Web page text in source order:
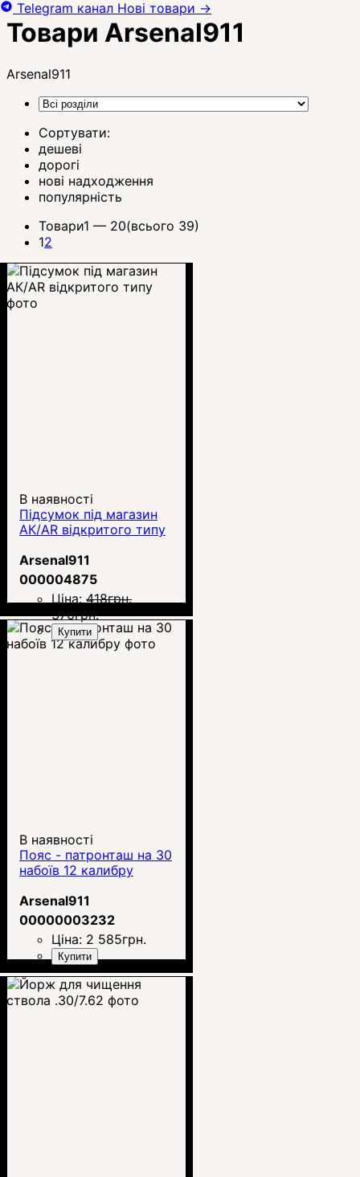
Товари Arsenal911
Arsenal911
Сортувати:
дешеві
дорогі
нові надходження
популярність
Товари1 — 20(всього 39)
12
В наявності
Підсумок під магазин
АК/AR відкритого типу
Arsenal911
000004875
Ціна: 418грн.
376грн.
Купити
В наявності
Пояс - патронташ на 30
набоїв 12 калибру
Arsenal911
00000003232
Ціна: 2 585грн.
Купити
Telegram канал Нові товари →